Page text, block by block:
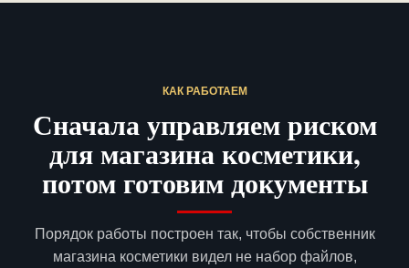
КАК РАБОТАЕМ
Сначала управляем риском
для магазина косметики,
потом готовим документы
Порядок работы построен так, чтобы собственник
магазина косметики видел не набор файлов,